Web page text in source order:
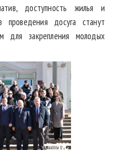
доступность жилья и
проведения досуга станут
для закрепления молодых